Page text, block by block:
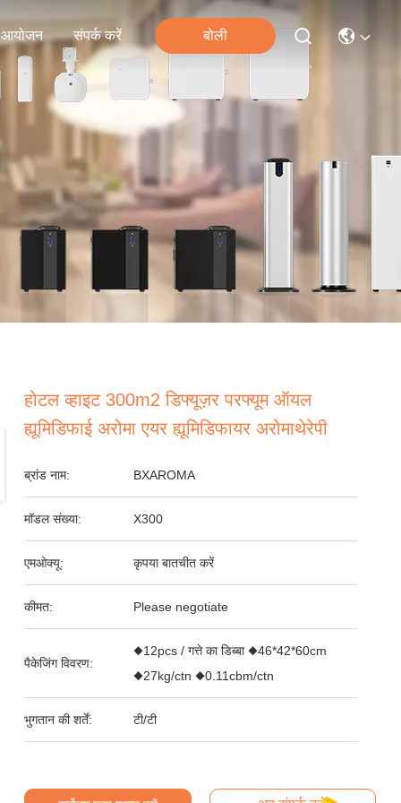
आयोजन संपर्क करें बोली
होटल व्हाइट 300m2 डिफ्यूज़र परफ्यूम ऑयल
ह्यूमिडिफाई अरोमा एयर ह्यूमिडिफायर अरोमाथेरेपी
ब्रांड नाम: BXAROMA
मॉडल संख्या: X300
एमओक्यू: कृपया बातचीत करें
कीमत: Please negotiate
पैकेजिंग विवरण:
◆12pcs / गत्ते का डिब्बा ◆46*42*60cm
◆27kg/ctn ◆0.11cbm/ctn
भुगतान की शर्तें: टी/टी